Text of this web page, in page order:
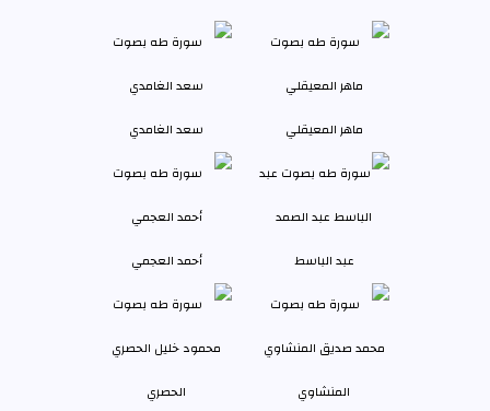
ماهر المعيقلي سعد الغامدي
عبد الباسط أحمد العجمي
المنشاوي الحصري